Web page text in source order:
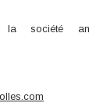
la société